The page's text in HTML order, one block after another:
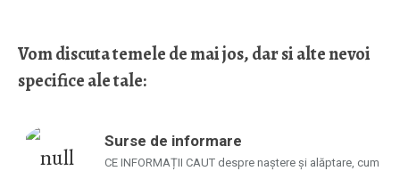
Vom discuta temele de mai jos, dar si alte nevoi
specifice ale tale:
Surse de informare
CE INFORMAȚII CAUT despre naștere și alăptare, cum